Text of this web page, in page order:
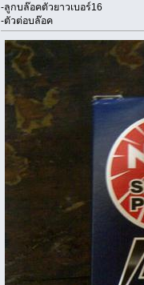
-ลูกบล๊อคตัวยาวเบอร์16
-ตัวต่อบล๊อค